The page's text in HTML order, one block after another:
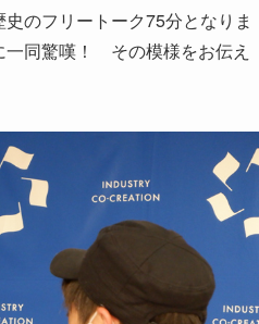
のフリートーク75分となりま
一同驚嘆！ その模様をお伝え